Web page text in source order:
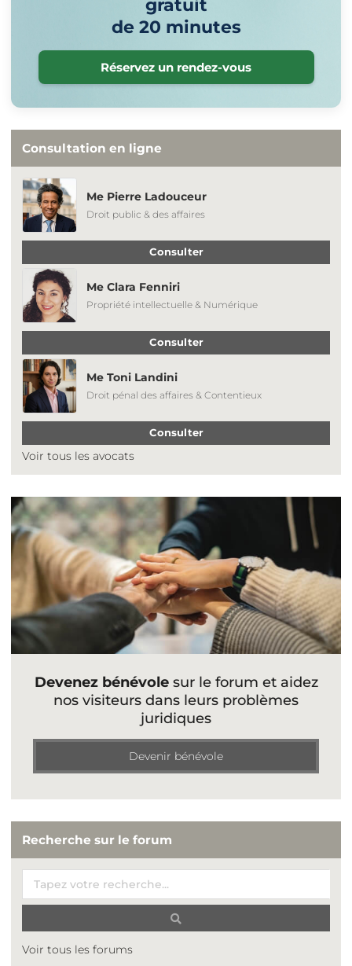
gratuit
de 20 minutes
Réservez un rendez-vous
Consultation en ligne
Me Pierre Ladouceur
Droit public & des affaires
Consulter
Me Clara Fenniri
Propriété intellectuelle & Numérique
Consulter
Me Toni Landini
Droit pénal des affaires & Contentieux
Consulter
Voir tous les avocats
Devenez bénévolesur le forum et aidez
nos visiteurs dans leurs problèmes
juridiques
Devenir bénévole
Recherche sur le forum
Voir tous les forums